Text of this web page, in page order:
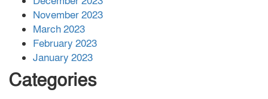
November 2023
March 2023
February 2023
January 2023
Categories